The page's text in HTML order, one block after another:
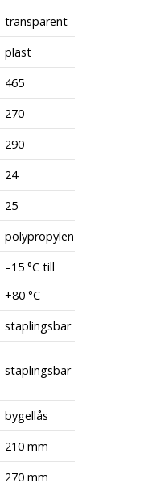
transparent
plast
465
270
290
24
25
polypropylen
–15 °C till
+80 °C
staplingsbar
staplingsbar
bygellås
210 mm
270 mm